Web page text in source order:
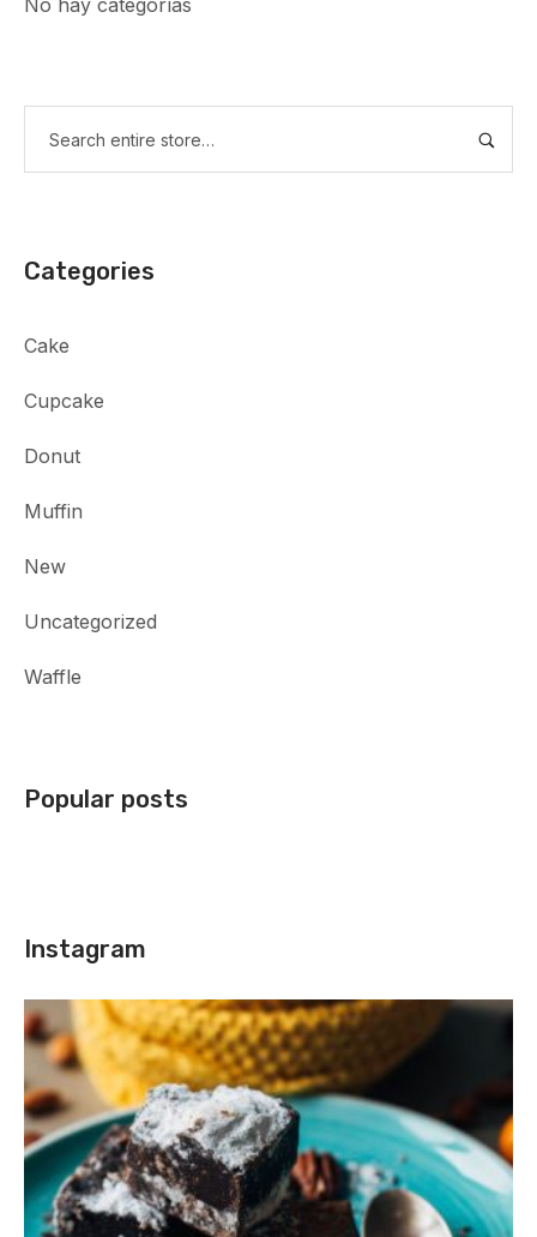
No hay categorías
Categories
Cake
Cupcake
Donut
Muffin
New
Uncategorized
Waffle
Popular posts
Instagram